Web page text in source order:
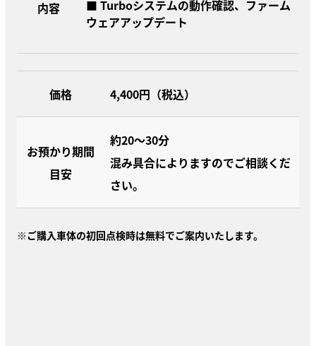
内容
■ Turboシステムの動作確認、ファーム
ウェアアップデート
価格 4,400円（税込）
お預かり期間
目安
約20〜30分
混み具合によりますのでご相談くだ
さい。
※ご購入車体の初回点検時は無料でご案内いたします。